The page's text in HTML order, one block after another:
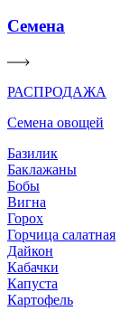
Семена
РАСПРОДАЖА
Семена овощей
Базилик
Баклажаны
Бобы
Вигна
Горох
Горчица салатная
Дайкон
Кабачки
Капуста
Картофель